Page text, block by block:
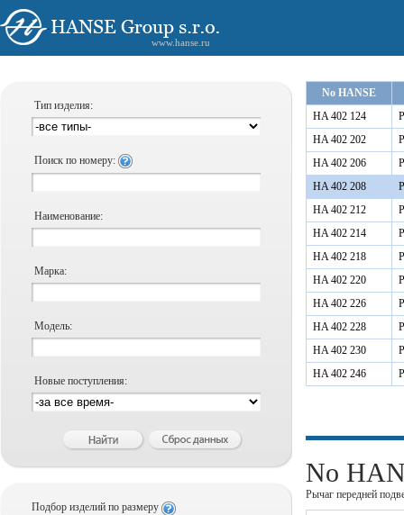
www.hanse.ru
Тип изделия:
Поиск по номеру:
Наименование:
Марка:
Модель:
Новые поступления:
Подбор изделий по размеру
No HANSE
HA 402 124
HA 402 202
HA 402 206
HA 402 208
HA 402 212
HA 402 214
HA 402 218
HA 402 220
HA 402 226
HA 402 228
HA 402 230
HA 402 246
No
Рычаг передней